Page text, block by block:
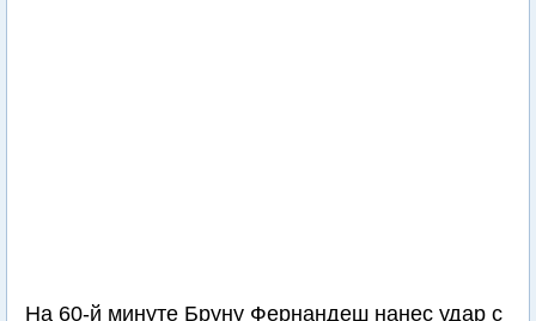
На 60-й минуте Бруну Фернандеш нанес удар с